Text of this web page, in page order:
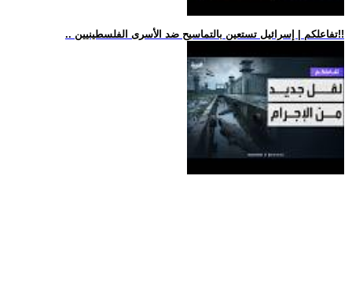
.. تفاعلكم | إسرائيل تستعين بالتماسيح ضد الأسرى الفلسطينيين!!